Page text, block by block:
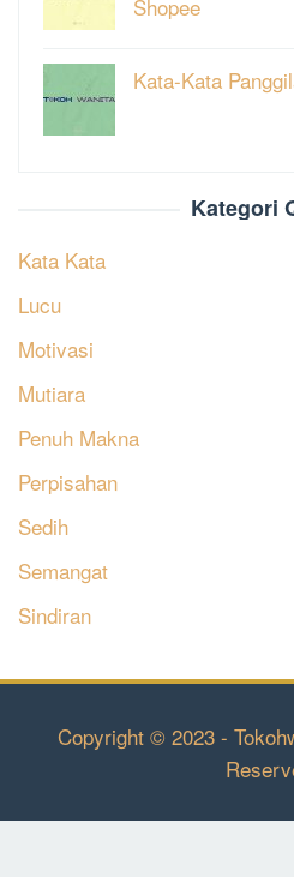
Shopee
Kata-Kata
Kategori
Kata Kata
Lucu
Motivasi
Mutiara
Penuh Makna
Perpisahan
Sedih
Semangat
Sindiran
Copyright © 2023 -